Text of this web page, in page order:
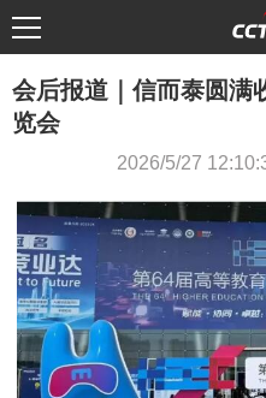
会后报道｜信而泰圆满
览会
2026/5/27